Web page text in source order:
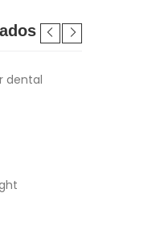
dental